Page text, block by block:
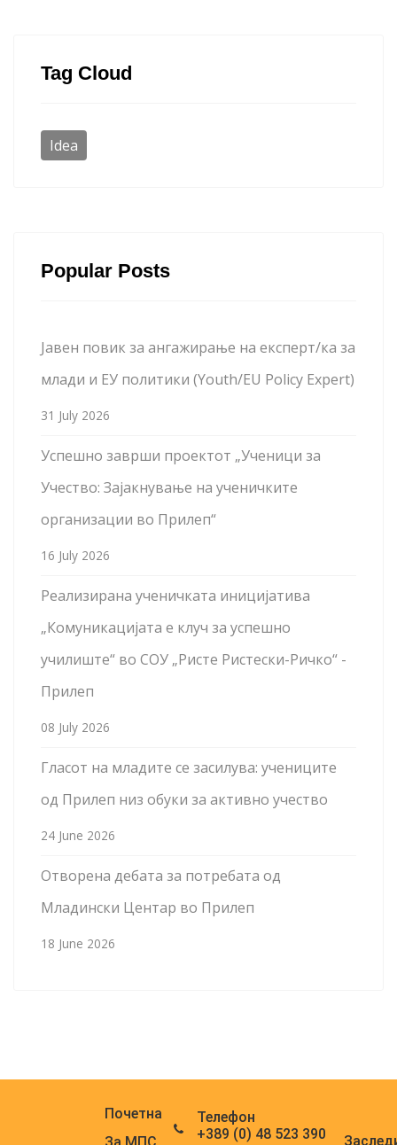
Tag Cloud
Idea
Popular Posts
Јавен повик за ангажирање на експерт/ка за
млади и ЕУ политики (Youth/EU Policy Expert)
31 July 2026
Успешно заврши проектот „Ученици за
Учество: Зајакнување на ученичките
организации во Прилеп“
16 July 2026
Реализирана ученичката иницијатива
„Комуникацијата е клуч за успешно
училиште“ во СОУ „Ристе Ристески-Ричко“ -
Прилеп
08 July 2026
Гласот на младите се засилува: учениците
од Прилеп низ обуки за активно учество
24 June 2026
Отворена дебата за потребата од
Младински Центар во Прилеп
18 June 2026
Почетна
За МПС
Телефон
+389 (0) 48 523 390